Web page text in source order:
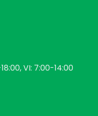
VI: 7:00-14:00